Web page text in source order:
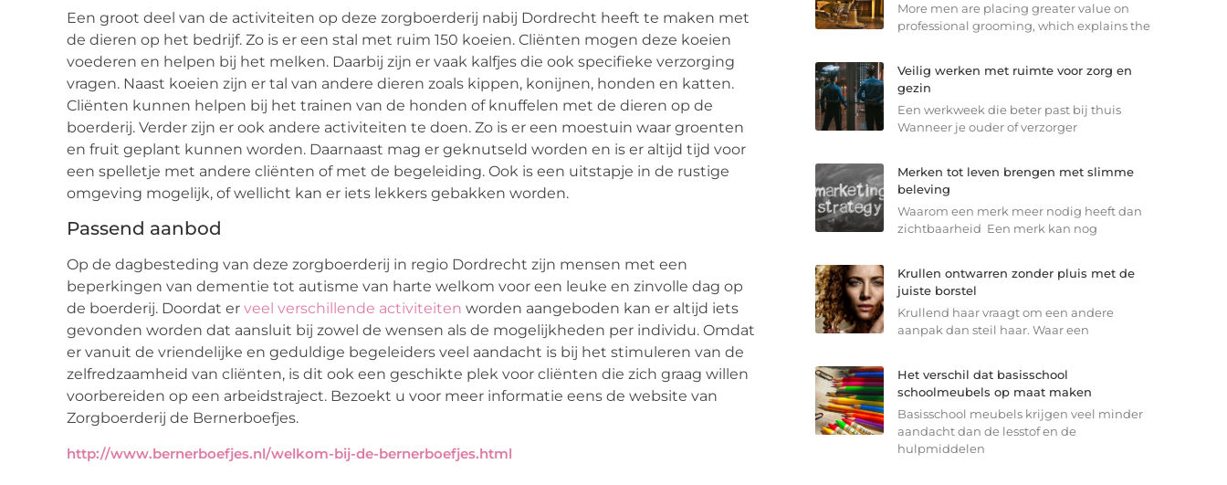
Een groot deel van de activiteiten op deze zorgboerderij nabij Dordrecht heeft te maken met
de dieren op het bedrijf. Zo is er een stal met ruim 150 koeien. Cliënten mogen deze koeien
voederen en helpen bij het melken. Daarbij zijn er vaak kalfjes die ook specifieke verzorging
vragen. Naast koeien zijn er tal van andere dieren zoals kippen, konijnen, honden en katten.
Cliënten kunnen helpen bij het trainen van de honden of knuffelen met de dieren op de
boerderij. Verder zijn er ook andere activiteiten te doen. Zo is er een moestuin waar groenten
en fruit geplant kunnen worden. Daarnaast mag er geknutseld worden en is er altijd tijd voor
een spelletje met andere cliënten of met de begeleiding. Ook is een uitstapje in de rustige
omgeving mogelijk, of wellicht kan er iets lekkers gebakken worden.
Passend aanbod
Op de dagbesteding van deze zorgboerderij in regio Dordrecht zijn mensen met een
beperkingen van dementie tot autisme van harte welkom voor een leuke en zinvolle dag op
de boerderij. Doordat er veel verschillende activiteiten worden aangeboden kan er altijd iets
gevonden worden dat aansluit bij zowel de wensen als de mogelijkheden per individu. Omdat
er vanuit de vriendelijke en geduldige begeleiders veel aandacht is bij het stimuleren van de
zelfredzaamheid van cliënten, is dit ook een geschikte plek voor cliënten die zich graag willen
voorbereiden op een arbeidstraject. Bezoekt u voor meer informatie eens de website van
Zorgboerderij de Bernerboefjes.
http://www.bernerboefjes.nl/welkom-bij-de-bernerboefjes.html
More men are placing greater value on
professional grooming, which explains the
Veilig werken met ruimte voor zorg en
gezin
Een werkweek die beter past bij thuis
Wanneer je ouder of verzorger
Merken tot leven brengen met slimme
beleving
Waarom een merk meer nodig heeft dan
zichtbaarheid Een merk kan nog
Krullen ontwarren zonder pluis met de
juiste borstel
Krullend haar vraagt om een andere
aanpak dan steil haar. Waar een
Het verschil dat basisschool
schoolmeubels op maat maken
Basisschool meubels krijgen veel minder
aandacht dan de lesstof en de
hulpmiddelen